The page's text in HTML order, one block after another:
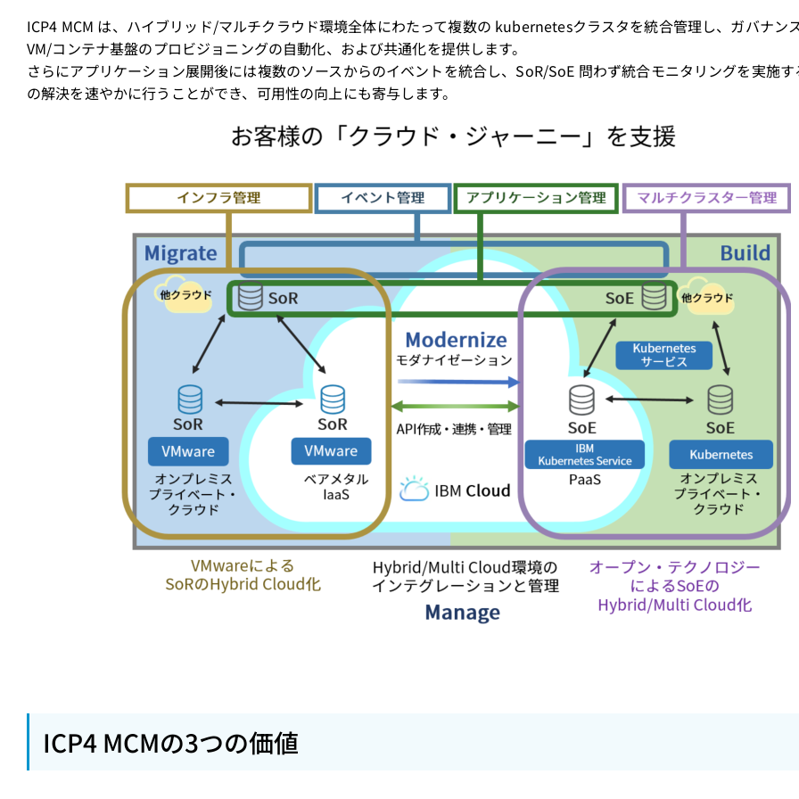
ICP4 MCM は、ハイブリッド/マルチクラウド環境全体にわたって複数の kubernetesクラスタを統合管理し、ガバナン
VM/コンテナ基盤のプロビジョニングの自動化、および共通化を提供します。
さらにアプリケーション展開後には複数のソースからのイベントを統合し、SoR/SoE 問わず統合モニタリングを実施
の解決を速やかに行うことができ、可用性の向上にも寄与します。
ICP4 MCMの3つの価値